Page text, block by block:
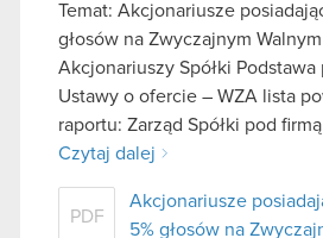
Temat: Akcjonariusze
głosów na Zwyczajnym
Akcjonariuszy Spółki
Ustawy o ofercie – WZA lista
raportu: Zarząd Spółki pod
Czytaj dalej
PDF
Akcjonariusze
5% głosów na